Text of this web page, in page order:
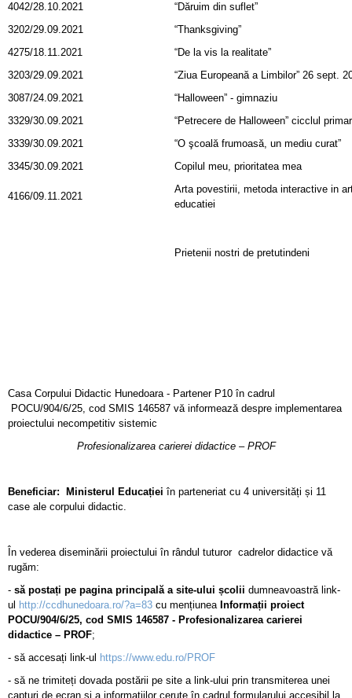
4042/28.10.2021
“Dăruim din suflet”
3202/29.09.2021
“Thanksgiving”
4275/18.11.2021
“De la vis la realitate”
3203/29.09.2021
“Ziua Europeană a Limbilor” 26 sept.
3087/24.09.2021
“Halloween” - gimnaziu
3329/30.09.2021
“Petrecere de Halloween” cicclul primar
3339/30.09.2021
“O şcoală frumoasă, un mediu curat”
3345/30.09.2021
Copilul meu, prioritatea mea
4166/09.11.2021
Arta povestirii, metoda interactive in
educatiei
Prietenii nostri de pretutindeni
Casa Corpului Didactic Hunedoara - Partener P10 în cadrul
POCU/904/6/25, cod SMIS 146587 vă informează despre implementarea
proiectului necompetitiv sistemic
Profesionalizarea carierei didactice – PROF
Beneficiar: Ministerul Educației în parteneriat cu 4 universități și 11
case ale corpului didactic.
În vederea diseminării proiectului în rândul tuturor cadrelor didactice vă
rugăm:
- să postați pe pagina principală a site-ului școlii dumneavoastră link-
ul http://ccdhunedoara.ro/?a=83 cu mențiunea Informații proiect
POCU/904/6/25, cod SMIS 146587 - Profesionalizarea carierei
didactice – PROF;
- să accesați link-ul https://www.edu.ro/PROF
- să ne trimiteți dovada postării pe site a link-ului prin transmiterea unei
capturi de ecran și a informațiilor cerute în cadrul formularului accesibil la